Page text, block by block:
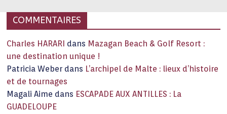
COMMENTAIRES
Charles HARARI dans Mazagan Beach & Golf Resort :
une destination unique !
Patricia Weber dans L’archipel de Malte : lieux d’histoire
et de tournages
Magali Aime dans ESCAPADE AUX ANTILLES : La
GUADELOUPE